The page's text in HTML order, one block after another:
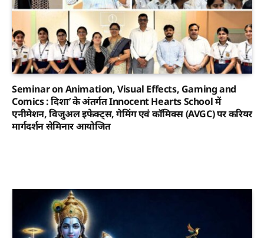
Seminar on Animation, Visual Effects, Gaming and
Comics : दिशा’ के अंतर्गत Innocent Hearts School में
एनीमेशन, विजुअल इफेक्ट्स, गेमिंग एवं कॉमिक्स (AVGC) पर करियर
मार्गदर्शन सेमिनार आयोजित